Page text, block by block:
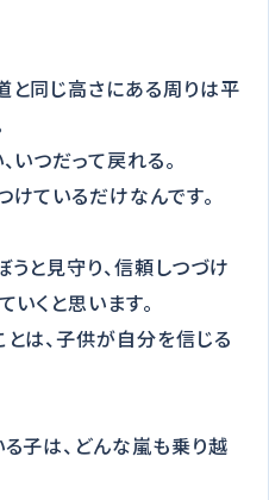
と同じ高さにある周りは平
いつだって戻れる。
ているだけなんです。
と見守り、信頼しつづけ
いくと思います。
は、子供が自分を信じる
子は、どんな嵐も乗り越